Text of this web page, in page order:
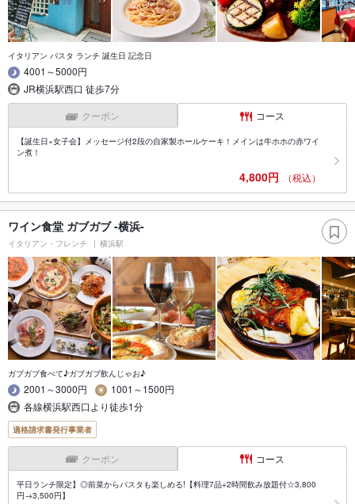
イタリアン パスタ ランチ 誕生日 記念日
4001～5000円
JR横浜駅西口 徒歩7分
クーポン コース
【誕生日×女子会】メッセージ付2段の自家製ホールケーキ！メインは牛ホホの赤ワイ
ン煮！
4,800円 （税込）
ワイン食堂 ガブガブ -横浜-
イタリアン・フレンチ 横浜駅
ガブガブ食べて♪ガブガブ飲んじゃお♪
2001～3000円
1001～1500円
各線横浜駅西口より徒歩1分
適格請求書発行事業者
クーポン コース
平日ランチ限定】◎前菜からパスタも楽しめる!【料理7品+2時間飲み放題付☆3,800
円→3,500円】